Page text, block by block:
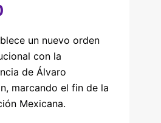
un nuevo orden
con la
de Álvaro
marcando el fin de la
Mexicana.